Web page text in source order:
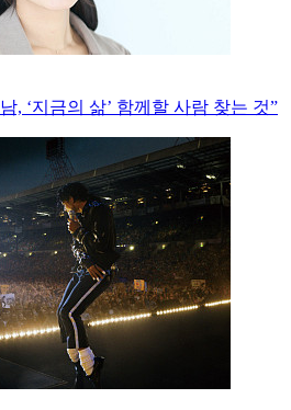
, ‘지금의 삶’ 함께할 사람 찾는 것”